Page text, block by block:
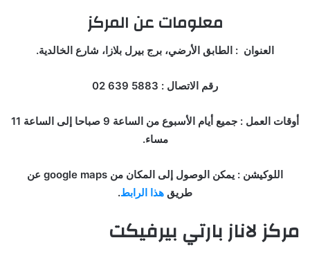
معلومات عن المركز
العنوان : الطابق الأرضي، برج بيرل بلازا، شارع الخالدية.
رقم الاتصال : 5883 639 02
أوقات العمل : جميع أيام الأسبوع من الساعة 9 صباحا إلى الساعة 11
مساء.
اللوكيشن : يمكن الوصول إلى المكان من google maps عن
طريق هذا الرابط.
مركز لاناز بارتي بيرفيكت